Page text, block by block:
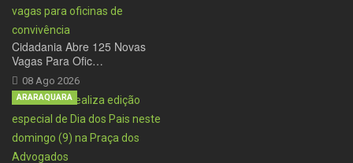
Cidadania Abre 125 Novas
Vagas Para Ofic…
08 Ago 2026
ARARAQUARA